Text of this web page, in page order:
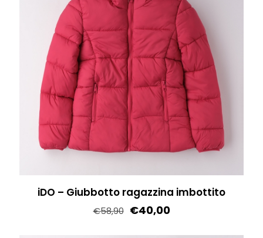
iDO – Giubbotto ragazzina imbottito
€58,90 €40,00